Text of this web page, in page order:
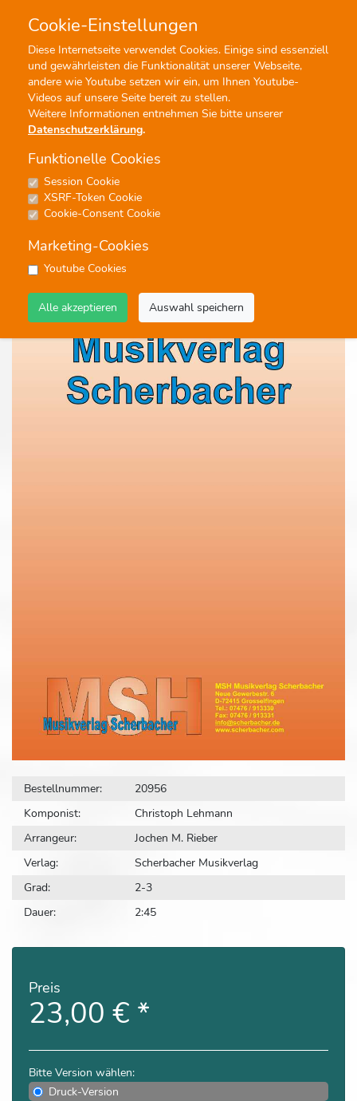
Cookie-Einstellungen
Diese Internetseite verwendet Cookies. Einige sind essenziell
und gewährleisten die Funktionalität unserer Webseite,
andere wie Youtube setzen wir ein, um Ihnen Youtube-
Videos auf unsere Seite bereit zu stellen.
Weitere Informationen entnehmen Sie bitte unserer
Datenschutzerklärung.
Funktionelle Cookies
Session Cookie
XSRF-Token Cookie
Cookie-Consent Cookie
Marketing-Cookies
Youtube Cookies
Alle akzeptieren Auswahl speichern
Menü Profisuche
Noten
Chorsatz: Da berühren sich
Himmel und Erde
20 Stimmen
#Feierliche/Sakrale Musik
Bestellnummer:
20956
Komponist:
Christoph Lehmann
Arrangeur:
Jochen M. Rieber
Verlag:
Scherbacher Musikverlag
Grad:
2-3
Dauer:
2:45
Preis
23,00 € *
Bitte Version wählen:
Druck-Version